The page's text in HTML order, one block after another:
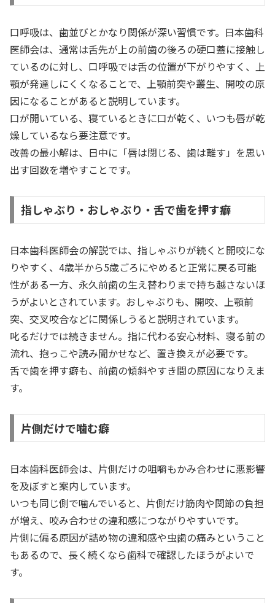
口呼吸は、歯並びとかなり関係が深い習慣です。日本歯科
医師会は、通常は舌先が上の前歯の後ろの硬口蓋に接触し
ているのに対し、口呼吸では舌の位置が下がりやすく、上
顎が発達しにくくなることで、上顎前突や叢生、開咬の原
因になることがあると説明しています。
口が開いている、寝ているときに口が乾く、いつも唇が乾
燥しているなら要注意です。
改善の最小解は、日中に「唇は閉じる、歯は離す」を思い
出す回数を増やすことです。
指しゃぶり・おしゃぶり・舌で歯を押す癖
日本歯科医師会の解説では、指しゃぶりが続くと開咬にな
りやすく、4歳半から5歳ごろにやめると正常に戻る可能
性がある一方、永久前歯の生え替わりまで持ち越さないほ
うがよいとされています。おしゃぶりも、開咬、上顎前
突、交叉咬合などに関係しうると説明されています。
叱るだけでは続きません。指に代わる安心材料、寝る前の
流れ、抱っこや読み聞かせなど、置き換えが必要です。
舌で歯を押す癖も、前歯の傾斜やすき間の原因になりえま
す。
片側だけで噛む癖
日本歯科医師会は、片側だけの咀嚼もかみ合わせに悪影響
を及ぼすと案内しています。
いつも同じ側で噛んでいると、片側だけ筋肉や関節の負担
が増え、咬み合わせの違和感につながりやすいです。
片側に偏る原因が詰め物の違和感や虫歯の痛みということ
もあるので、長く続くなら歯科で確認したほうがよいで
す。